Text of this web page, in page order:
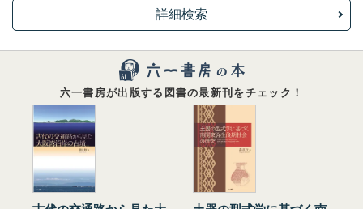
詳細検索
六一書房が出版する図書の最新刊をチェック！